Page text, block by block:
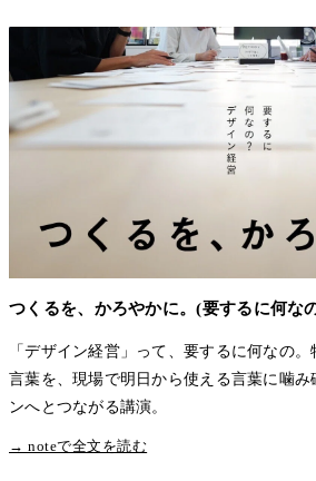
つくるを、かろやかに。(要するに何な
「デザイン経営」って、要するに何なの
言葉を、現場で明日から使える言葉に噛み
ンへとつながる講演。
→ noteで全文を読む